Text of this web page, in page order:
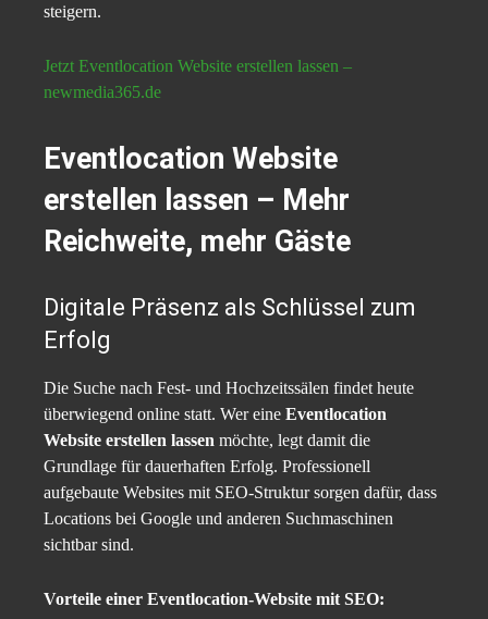
steigern.
Jetzt Eventlocation Website erstellen lassen –
newmedia365.de
Eventlocation Website
erstellen lassen – Mehr
Reichweite, mehr Gäste
Digitale Präsenz als Schlüssel zum
Erfolg
Die Suche nach Fest- und Hochzeitssälen findet heute
überwiegend online statt. Wer eine Eventlocation
Website erstellen lassen möchte, legt damit die
Grundlage für dauerhaften Erfolg. Professionell
aufgebaute Websites mit SEO-Struktur sorgen dafür, dass
Locations bei Google und anderen Suchmaschinen
sichtbar sind.
Vorteile einer Eventlocation-Website mit SEO: